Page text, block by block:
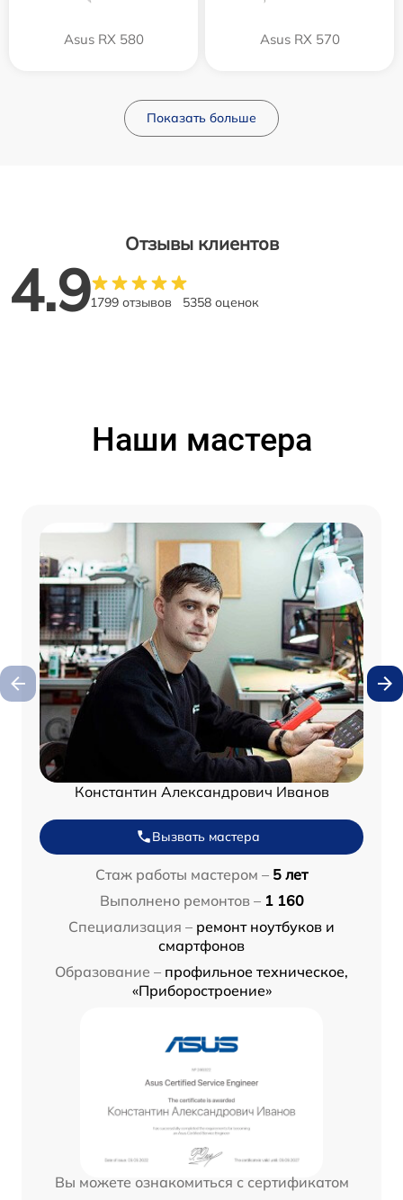
Asus RX 580 Asus RX 570
Показать больше
Отзывы клиентов
4.91799 отзывов 5358 оценок
Наши мастера
Константин Александрович Иванов
Вызвать мастера
Стаж работы мастером – 5 лет
Выполнено ремонтов – 1 160
Специализация – ремонт ноутбуков и
смартфонов
Образование – профильное техническое,
«Приборостроение»
Вы можете ознакомиться с сертификатом